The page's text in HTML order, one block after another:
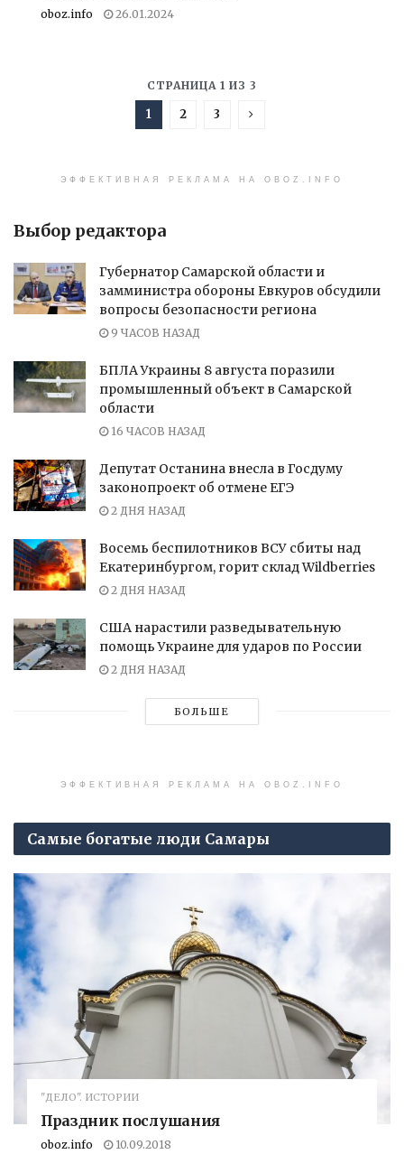
oboz.info 26.01.2024
СТРАНИЦА 1 ИЗ 3
1 2 3
ЭФФЕКТИВНАЯ РЕКЛАМА НА OBOZ.INFO
Выбор редактора
Губернатор Самарской области и
замминистра обороны Евкуров обсудили
вопросы безопасности региона
9 ЧАСОВ НАЗАД
БПЛА Украины 8 августа поразили
промышленный объект в Самарской
области
16 ЧАСОВ НАЗАД
Депутат Останина внесла в Госдуму
законопроект об отмене ЕГЭ
2 ДНЯ НАЗАД
Восемь беспилотников ВСУ сбиты над
Екатеринбургом, горит склад Wildberries
2 ДНЯ НАЗАД
США нарастили разведывательную
помощь Украине для ударов по России
2 ДНЯ НАЗАД
БОЛЬШЕ
ЭФФЕКТИВНАЯ РЕКЛАМА НА OBOZ.INFO
Самые богатые люди Самары
"ДЕЛО". ИСТОРИИ
Праздник послушания
oboz.info 10.09.2018